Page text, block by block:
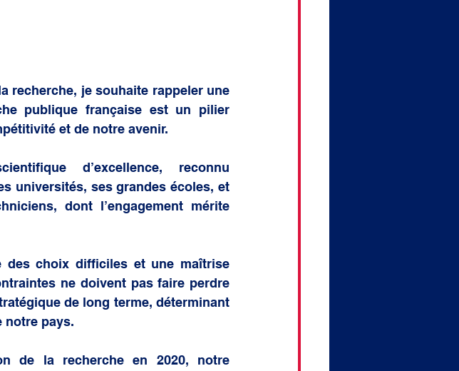
recherche, je souhaite rappeler une
publique française est un pilier
et de notre avenir.
d’excellence, reconnu
universités, ses grandes écoles, et
dont l’engagement mérite
des choix difficiles et une maîtrise
ne doivent pas faire perdre
de long terme, déterminant
notre pays.
de la recherche en 2020, notre